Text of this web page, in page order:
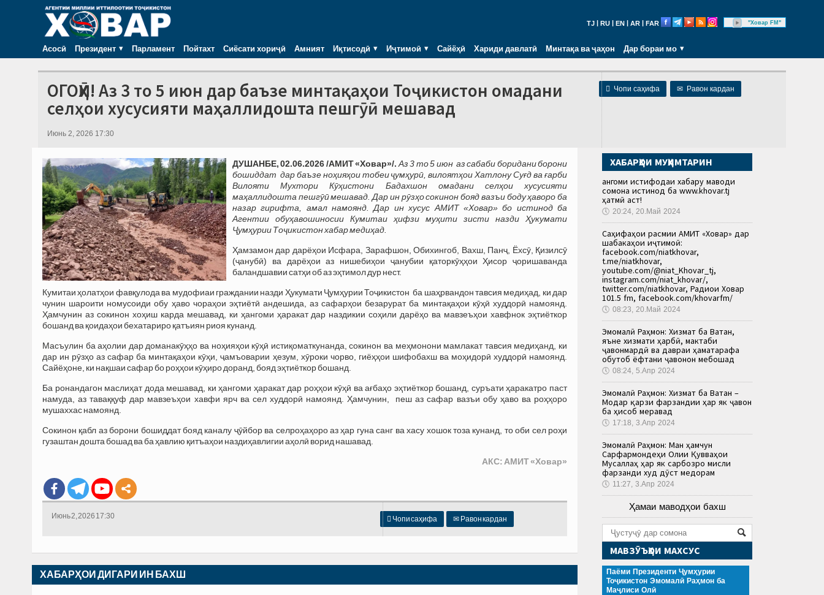
TJ RU EN AR FAR "Ховар FM"
Асосӣ Президент Парламент Пойтахт Сиёсати хориҷӣ Амният Иқтисодӣ Иҷтимоӣ Сайёҳӣ Хариди давлатӣ Минтақа ва ҷаҳон Дар бораи мо
 Чопи саҳифа ✉ Равон кардан
ОГОҲӢ! Аз 3 то 5 июн дар баъзе минтақаҳои Тоҷикистон омадани
селҳои хусусияти маҳаллидошта пешгӯӣ мешавад
Июнь 2, 2026 17:30
ДУШАНБЕ, 02.06.2026 /АМИТ «Ховар»/. Аз 3 то 5 июн аз сабаби боридани борони
бошиддат дар баъзе ноҳияҳои тобеи ҷумҳурӣ, вилоятҳои Хатлону Суғд ва ғарби
Вилояти Мухтори Кӯҳистони Бадахшон омадани селҳои хусусияти
маҳаллидошта пешгӯӣ мешавад. Дар ин рӯзҳосокинон бояд вазъи боду ҳаворо ба
назар гирифта, амал намоянд.
Дар ин хусус АМИТ «Ховар» бо истинод ба
Агентии обуҳавошиносии Кумитаи ҳифзи муҳити зисти назди Ҳукумати
Ҷумҳурии Тоҷикистон хабар медиҳад.
Ҳамзамон дар дарёҳои Исфара, Зарафшон, Обихингоб, Вахш, Панҷ, Ёхсӯ, Қизилсӯ
(ҷанубӣ) ва дарёҳои аз нишебиҳои ҷанубии қаторкӯҳҳои Ҳисор ҷоришаванда
баландшавии сатҳи об аз эҳтимол дур нест.
Кумитаи ҳолатҳои фавқулода ва мудофиаи граждании назди Ҳукумати Ҷумҳурии Тоҷикистон ба шаҳрвандон тавсия медиҳад, ки дар
чунин шароити номусоиди обу ҳаво чораҳои эҳтиётӣ андешида, аз сафарҳои безарурат ба минтақаҳои кӯҳӣ худдорӣ намоянд.
Ҳамчунин аз сокинон хоҳиш карда мешавад, ки ҳангоми ҳаракат дар наздикии соҳили дарёҳо ва мавзеъҳои хавфнок эҳтиёткор
бошанд ва қоидаҳои бехатариро қатъиян риоя кунанд.
Масъулин ба аҳолии дар доманакӯҳҳо ва ноҳияҳои кӯҳӣ истиқоматкунанда, сокинон ва меҳмонони мамлакат тавсия медиҳанд, ки
дар ин рӯзҳо аз сафар ба минтақаҳои кӯҳи, ҷамъоварии ҳезум, хӯроки чорво, гиёҳҳои шифобахш ва моҳидорӣ худдорӣ намоянд.
Сайёҳоне, ки нақшаи сафар бо роҳҳои кӯҳиро доранд, бояд эҳтиёткор бошанд.
Ба ронандагон маслиҳат дода мешавад, ки ҳангоми ҳаракат дар роҳҳои кӯҳӣ ва ағбаҳо эҳтиёткор бошанд, суръати ҳаракатро паст
намуда, аз таваққуф дар мавзеъҳои хавфи ярч ва сел худдорӣ намоянд. Ҳамчунин, пеш аз сафар вазъи обу ҳаво ва роҳҳоро
мушаххас намоянд.
Сокинон қабл аз борони бошиддат бояд каналу ҷӯйбор ва селроҳаҳоро аз ҳар гуна санг ва хасу хошок тоза кунанд, то оби сел роҳи
гузаштан дошта бошад ва ба ҳавлию қитъаҳои наздиҳавлигии аҳолӣ ворид нашавад.
АКС: АМИТ «Ховар»
 Чопи саҳифа ✉ Равон кардан
Июнь 2, 2026 17:30
ХАБАРҲОИ ДИГАРИ ИН БАХШ
ХАБАРҲОИ МУҲИМТАРИН
Ҳангоми истифодаи хабару маводи
сомона истинод ба www.khovar.tj
ҳатмӣ аст!
🕔 20:24, 20.Май 2024
Саҳифаҳои расмии АМИТ «Ховар» дар
шабакаҳои иҷтимоӣ:
facebook.com/niatkhovar,
t.me/niatkhovar,
youtube.com/@niat_Khovar_tj,
instagram.com/niat_khovar/,
twitter.com/niatkhovar, Радиои Ховар
101.5 fm, facebook.com/khovarfm/
🕔 08:23, 20.Май 2024
Эмомалӣ Раҳмон: Хизмат ба Ватан,
яъне хизмати ҳарбӣ, мактаби
ҷавонмардӣ ва давраи ҳаматарафа
обутоб ёфтани ҷавонон мебошад
🕔 08:24, 5.Апр 2024
Эмомалӣ Раҳмон: Хизмат ба Ватан –
Модар қарзи фарзандии ҳар як ҷавон
ба ҳисоб меравад
🕔 17:18, 3.Апр 2024
Эмомалӣ Раҳмон: Ман ҳамчун
Сарфармондеҳи Олии Қувваҳои
Мусаллаҳ ҳар як сарбозро мисли
фарзанди худ дӯст медорам
🕔 11:27, 3.Апр 2024
Ҳамаи маводҳои бахш
МАВЗӮЪҲОИ МАХСУС
Паёми Президенти Ҷумҳурии
Тоҷикистон Эмомалӣ Раҳмон ба
Маҷлиси Олӣ